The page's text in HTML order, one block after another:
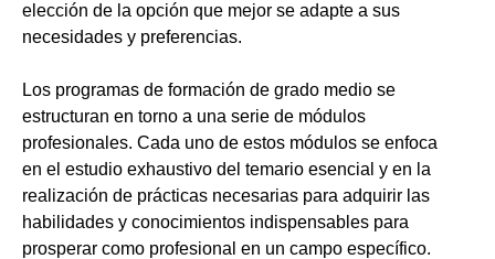
elección de la opción que mejor se adapte a sus
necesidades y preferencias.
Los programas de formación de grado medio se
estructuran en torno a una serie de módulos
profesionales. Cada uno de estos módulos se enfoca
en el estudio exhaustivo del temario esencial y en la
realización de prácticas necesarias para adquirir las
habilidades y conocimientos indispensables para
prosperar como profesional en un campo específico.